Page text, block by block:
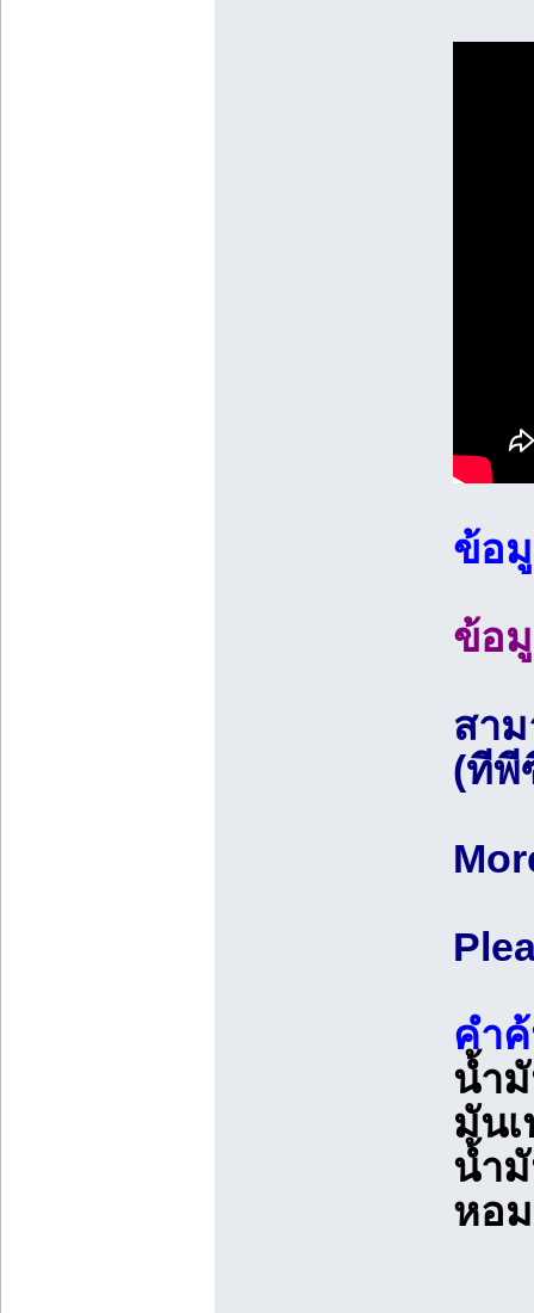
ข้อ
ข้อ
สา
(ทีพี
คำ
น้ำ
มัน
น้ำ
หอ